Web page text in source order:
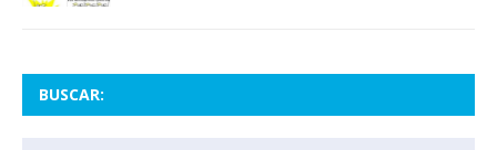
BUSCAR: